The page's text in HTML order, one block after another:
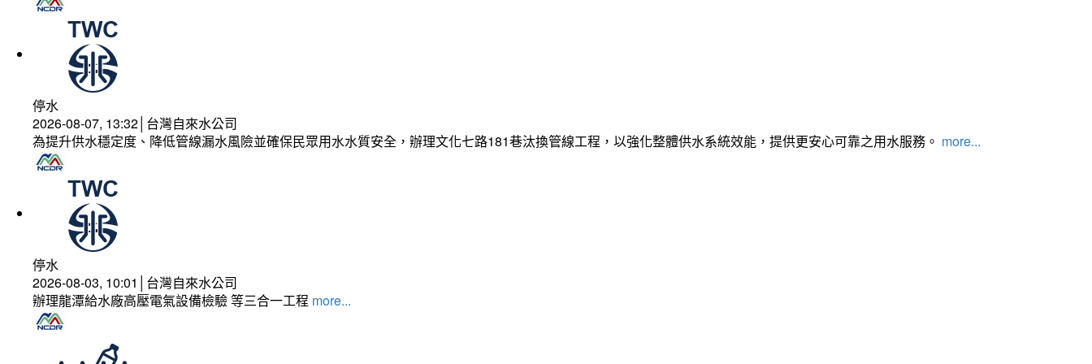
停水
2026-08-07, 13:32│台灣自來水公司
為提升供水穩定度、降低管線漏水風險並確保民眾用水水質安全，辦理文化七路181巷汰換管線工程，以強化整體供水系統效能，提供更安心可靠之用水服務。 more...
停水
2026-08-03, 10:01│台灣自來水公司
辦理龍潭給水廠高壓電氣設備檢驗 等三合一工程 more...